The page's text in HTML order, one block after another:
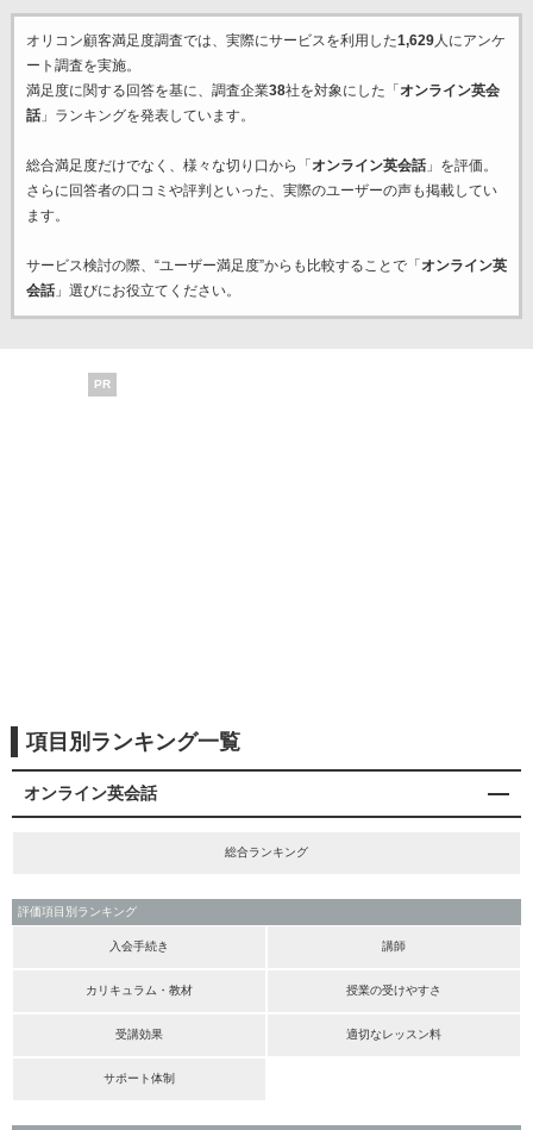
オリコン顧客満足度調査では、実際にサービスを利用した1,629人にアンケ
ート調査を実施。
満足度に関する回答を基に、調査企業38社を対象にした「 オンライン英会
話」ランキングを発表しています。
総合満足度だけでなく、様々な切り口から「 オンライン英会話」を評価。
さらに回答者の口コミや評判といった、実際のユーザーの声も掲載してい
ます。
サービス検討の際、“ユーザー満足度”からも比較することで「 オンライン英
会話」選びにお役立てください。
PR
項目別ランキング一覧
オンライン英会話
総合ランキング
評価項目別ランキング
入会手続き 講師
カリキュラム・教材 授業の受けやすさ
受講効果 適切なレッスン料
サポート体制